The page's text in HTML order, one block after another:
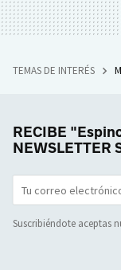
TEMAS DE INTERÉS
RECIBE
NEWSLETTER
Suscribiéndote aceptas